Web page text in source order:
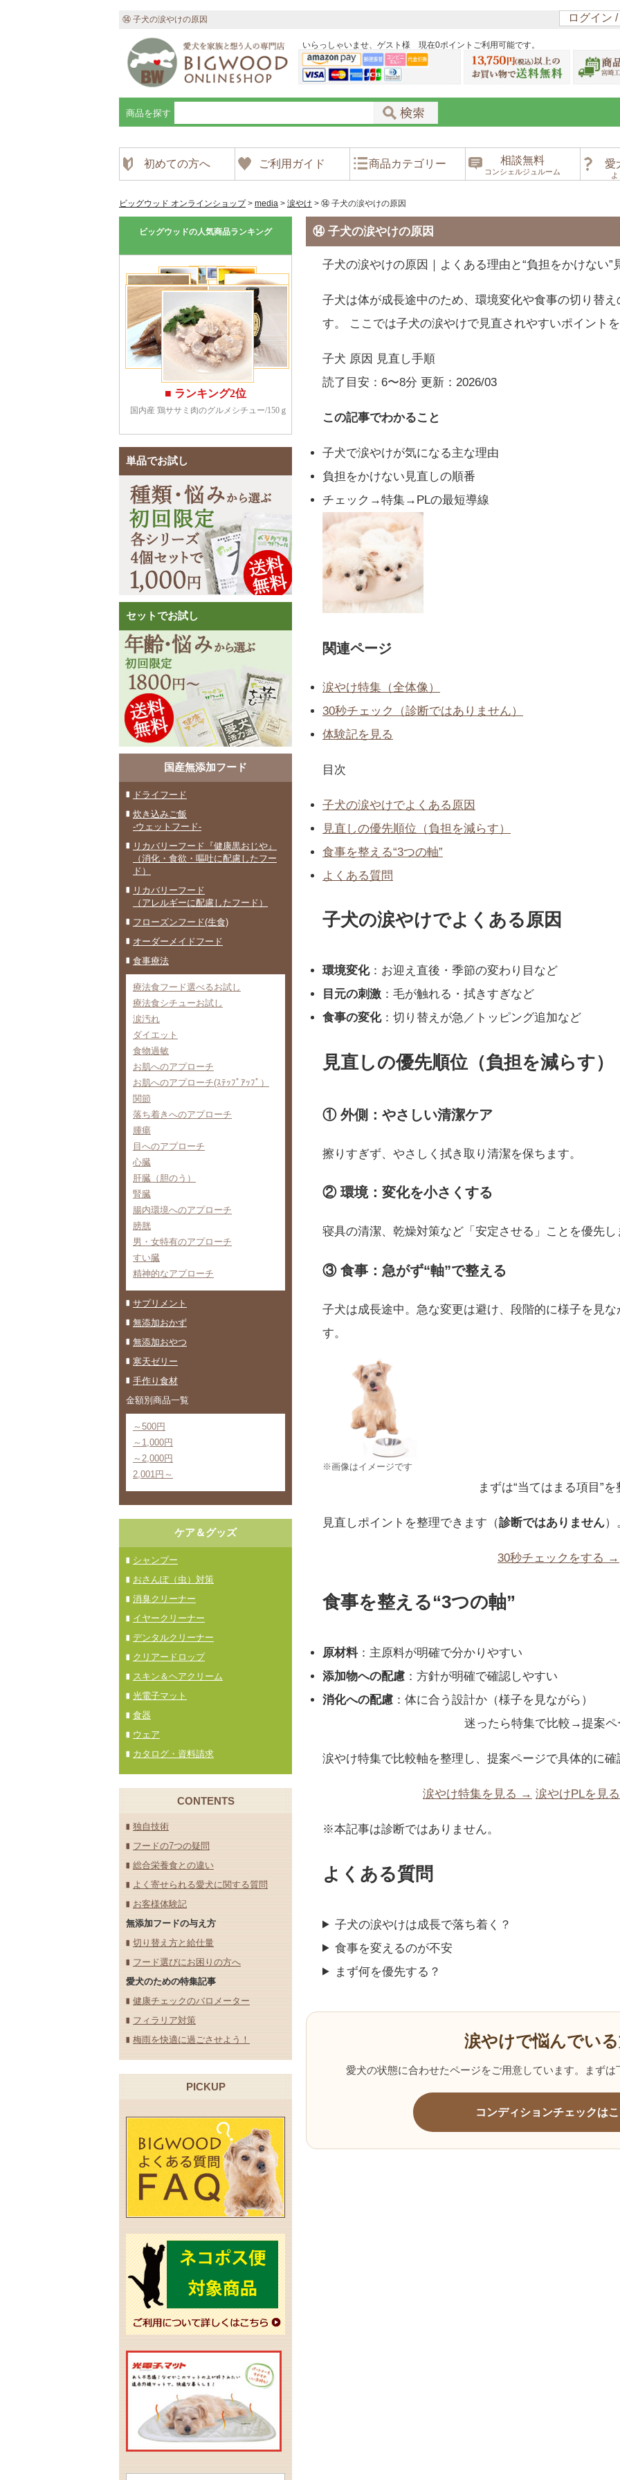
⑭ 子犬の涙やけの原因 ログイン
いらっしゃいませ、ゲスト様 現在0ポイントご利用可能です。
商品を探す
初めての方へ ご利用ガイド 商品カテゴリー 相談無料
コンシェルジュルーム
愛
ビッグウッド オンラインショップ> media > 涙やけ > ⑭ 子犬の涙やけの原因
⑭ 子犬の涙やけの原因
子犬の涙やけの原因｜よくある理由と“負担をかけない”
子犬は体が成長途中のため、環境変化や食事の切り替
す。 ここでは子犬の涙やけで見直されやすいポイント
子犬 原因 見直し手順
読了目安：6〜8分 更新：2026/03
この記事でわかること
子犬で涙やけが気になる主な理由
負担をかけない見直しの順番
チェック→特集→PLの最短導線
関連ページ
涙やけ特集（全体像）
30秒チェック（診断ではありません）
体験記を見る
目次
子犬の涙やけでよくある原因
見直しの優先順位（負担を減らす）
食事を整える“3つの軸”
よくある質問
子犬の涙やけでよくある原因
環境変化：お迎え直後・季節の変わり目など
目元の刺激 ：毛が触れる・拭きすぎなど
食事の変化：切り替えが急／トッピング追加など
見直しの優先順位（負担を減らす）
① 外側：やさしい清潔ケア
擦りすぎず、やさしく拭き取り清潔を保ちます。
② 環境：変化を小さくする
寝具の清潔、乾燥対策など「安定させる」ことを優先し
③ 食事：急がず“軸”で整える
子犬は成長途中。急な変更は避け、段階的に様子を見
す。
※画像はイメージです
まずは“当てはまる項目”を
見直しポイントを整理できます（診断ではありません）
30秒チェックをする →
食事を整える“3つの軸”
原材料：主原料が明確で分かりやすい
添加物への配慮 ：方針が明確で確認しやすい
消化への配慮 ：体に合う設計か（様子を見ながら）
迷ったら特集で比較→提案ペ
涙やけ特集で比較軸を整理し、提案ページで具体的に
涙やけ特集を見る → 涙やけPLを見る
※本記事は診断ではありません。
よくある質問
子犬の涙やけは成長で落ち着く？
食事を変えるのが不安
まず何を優先する？
涙やけで悩んでい
愛犬の状態に合わせたページをご用意しています。まず
コンディションチェックは
ビッグウッドの人気商品ランキング
単品でお試し
セットでお試し
国産無添加フード
ドライフード
炊き込みご飯
-ウェットフード-
リカバリーフード『健康黒おじや』
（消化・食欲・嘔吐に配慮したフー
ド）
リカバリーフード
（アレルギーに配慮したフード）
フローズンフード(生食)
オーダーメイドフード
食事療法
療法食フード選べるお試し
療法食シチューお試し
涙汚れ
ダイエット
食物過敏
お肌へのアプローチ
お肌へのアプローチ(ｽﾃｯﾌﾟｱｯﾌﾟ）
関節
落ち着きへのアプローチ
腫瘍
目へのアプローチ
心臓
肝臓（胆のう）
腎臓
腸内環境へのアプローチ
膀胱
男・女特有のアプローチ
すい臓
精神的なアプローチ
サプリメント
無添加おかず
無添加おやつ
寒天ゼリー
手作り食材
金額別商品一覧
～500円
～1,000円
～2,000円
2,001円～
ケア＆グッズ
シャンプー
おさんぽ（虫）対策
消臭クリーナー
イヤークリーナー
デンタルクリーナー
クリアードロップ
スキン＆ヘアクリーム
光電子マット
食器
ウェア
カタログ・資料請求
CONTENTS
独自技術
フードの7つの疑問
総合栄養食との違い
よく寄せられる愛犬に関する質問
お客様体験記
無添加フードの与え方
切り替え方と給仕量
フード選びにお困りの方へ
愛犬のための特集記事
健康チェックのバロメーター
フィラリア対策
梅雨を快適に過ごさせよう！
PICKUP